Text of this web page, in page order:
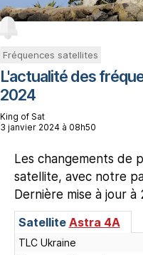
Fréquences satellites
L'actualité des
2024
King of Sat
3 janvier 2024 à 08h50
Les changements de
satellite, avec notre
Dernière mise à jour à
Satellite Astra 4A
TLC Ukraine